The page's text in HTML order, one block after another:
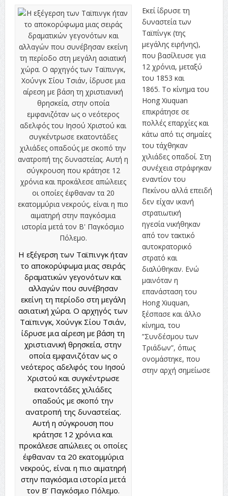
H εξέγερση των Ταϊπινγκ ήταν
το αποκορύφωμα μιας σειράς
δραματικών γεγονότων και
αλλαγών που συνέβησαν
εκείνη τη περίοδο στη μεγάλη
ασιατική χώρα. Ο αρχηγός των
Ταϊπινγκ, Χούνγκ Σίου Τσιάν,
ίδρυσε μια αίρεση με βάση τη
χριστιανική θρησκεία, στην
οποία εμφανιζόταν ως ο
νεότερος αδελφός του Ιησού
Χριστού και συγκέντρωσε
εκατοντάδες χιλιάδες
οπαδούς με σκοπό την
ανατροπή της δυναστείας.
Αυτή η σύγκρουση που
κράτησε 12 χρόνια και
προκάλεσε απώλειες οι οποίες
έφθαναν τα 20 εκατομμύρια
νεκρούς, είναι η πιο αιματηρή
στην παγκόσμια ιστορία μετά
τον Β’ Παγκόσμιο Πόλεμο.
Εκεί ίδρυσε τη
δυναστεία των
Ταϊπίνγκ (της
μεγάλης ειρήνης),
που βασίλευσε για
12 χρόνια, μεταξύ
του 1853 και
1865. Το κίνημα του
Hong Xiuquan
επικράτησε σε
πολλές επαρχίες και
κάτω από τις σημαίες
του τάχθηκαν
χιλιάδες οπαδοί. Στη
συνέχεια στράφηκαν
εναντίον του
Πεκίνου αλλά επειδή
δεν είχαν ικανή
στρατιωτική
ηγεσία νικήθηκαν
από τον τακτικό
αυτοκρατορικό
στρατό και
διαλύθηκαν. Ενώ
μαινόταν η
επανάσταση του
Hong Xiuquan,
ξέσπασε και άλλο
κίνημα, του
”Συνδέσμου των
Τριάδων”, όπως
ονομάστηκε, που
στην αρχή σημείωσε